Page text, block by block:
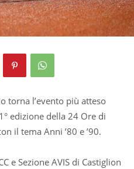
torna l’evento più atteso
edizione della 24 Ore di
il tema Anni ’80 e ’90.
e Sezione AVIS di Castiglion